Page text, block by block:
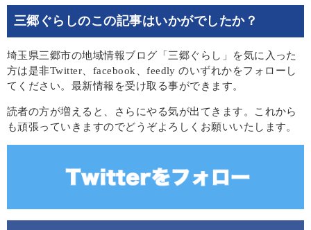
三郷ぐらしのこの記事はいかがでしたか？
埼玉県三郷市の地域情報ブログ「三郷ぐらし」を気に入った
方は是非Twitter、facebook、feedly のいずれかをフォローし
てください。最新情報を受け取る事ができます。
読者の方が増えると、さらにやる気が出てきます。これから
も頑張っていきますのでどうぞよろしくお願いいたします。